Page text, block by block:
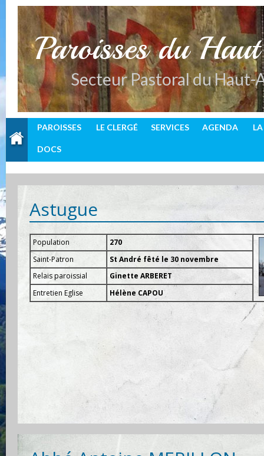
Paroisses du
Secteur Pastoral du Haut-
PAROISSES LE CLERGÉ SERVICES AGENDA
DOCS
Astugue
Population
270
Saint-Patron
St André fêté le 30 novembre
Relais paroissial
Ginette ARBERET
Entretien Eglise
Hélène CAPOU